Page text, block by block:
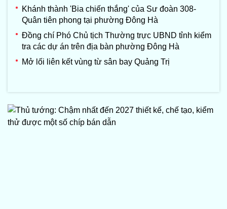
Khánh thành 'Bia chiến thắng' của Sư đoàn 308-
Quân tiên phong tại phường Đông Hà
Đồng chí Phó Chủ tịch Thường trực UBND tỉnh kiểm
tra các dự án trên địa bàn phường Đông Hà
Mở lối liên kết vùng từ sân bay Quảng Trị